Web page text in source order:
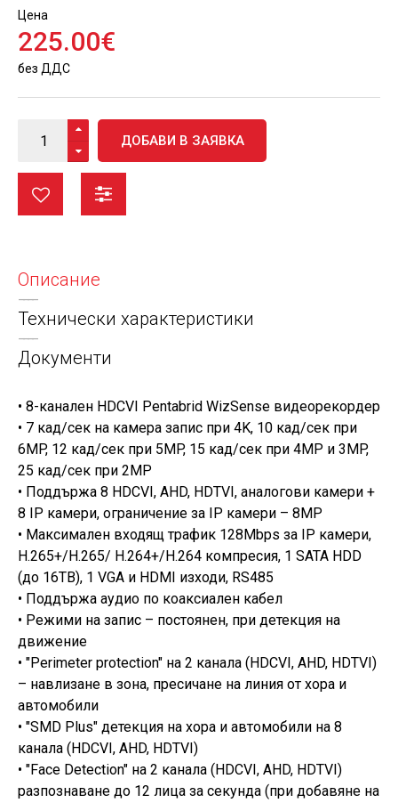
Цена
225.00€
без ДДС
ДОБАВИ В ЗАЯВКА
Описание
Технически характеристики
Документи
• 8-канален HDCVI Pentabrid WizSense видеорекордер
• 7 кад/сек на камера запис при 4K, 10 кад/сек при
6MP, 12 кад/сек при 5MP, 15 кад/сек при 4MP и 3MP,
25 кад/сек при 2MP
• Поддържа 8 HDCVI, AHD, HDTVI, аналогови камери +
8 IP камери, ограничение за IP камери – 8МP
• Максимален входящ трафик 128Mbps за IP камери,
H.265+/H.265/ H.264+/H.264 компресия, 1 SATA HDD
(до 16TB), 1 VGA и HDMI изходи, RS485
• Поддържа аудио по коаксиален кабел
• Режими на запис – постоянен, при детекция на
движение
• "Perimeter protection" на 2 канала (HDCVI, AHD, HDTVI)
– навлизане в зона, пресичане на линия от хора и
автомобили
• "SMD Plus" детекция на хора и автомобили на 8
канала (HDCVI, AHD, HDTVI)
• "Face Detection" на 2 канала (HDCVI, AHD, HDTVI)
разпознаване до 12 лица за секунда (при добавяне на